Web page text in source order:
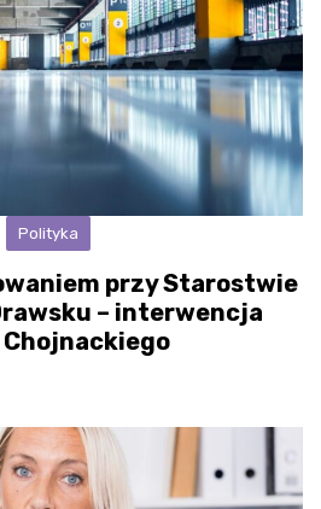
Polityka
przy Starostwie
– interwencja
Chojnackiego